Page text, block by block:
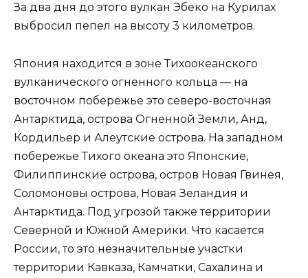
За два дня до этого вулкан Эбеко на Курилах
выбросил пепел на высоту 3 километров.
Япония находится в зоне Тихоокеанского
вулканического огненного кольца — на
восточном побережье это северо-восточная
Антарктида, острова Огненной Земли, Анд,
Кордильер и Алеутские острова. На западном
побережье Тихого океана это Японские,
Филиппинские острова, остров Новая Гвинея,
Соломоновы острова, Новая Зеландия и
Антарктида. Под угрозой также территории
Северной и Южной Америки. Что касается
России, то это незначительные участки
территории Кавказа, Камчатки, Сахалина и